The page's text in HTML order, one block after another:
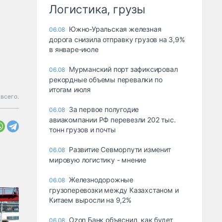
Логистика, грузы
06.08 Южно-Уральская железная
дорога снизила отправку грузов на 3,9%
в январе-июле
06.08 Мурманский порт зафиксировал
рекордные объемы перевалки по
итогам июля
06.08 За первое полугодие
авиакомпании РФ перевезли 202 тыс.
тонн грузов и почты
06.08 Развитие Севморпути изменит
мировую логистику - мнение
06.08 Железнодорожные
грузоперевозки между Казахстаном и
Китаем выросли на 9,2%
06.08 Ozon Банк объяснил, как будет